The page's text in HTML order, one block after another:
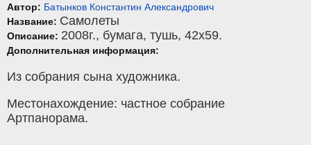
Автор: Батынков Константин Алекcандрович
Название: Самолеты
Описание: 2008г., бумага, тушь, 42x59.
Дополнительная информация:
Из собрания сына художника.
Местонахождение: частное собрание
Артпанорама.